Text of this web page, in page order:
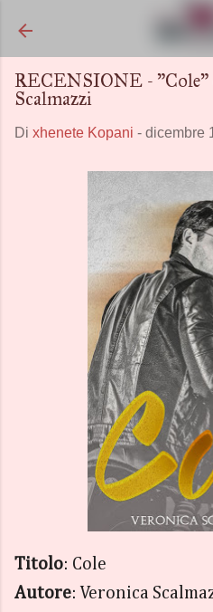
RECENSIONE - "Cole"
Scalmazzi
Di xhenete Kopani - dicembre
Titolo: Cole
Autore: Veronica